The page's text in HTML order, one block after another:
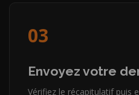
03
Envoyez votre
Vérifiez le récapitulatif puis